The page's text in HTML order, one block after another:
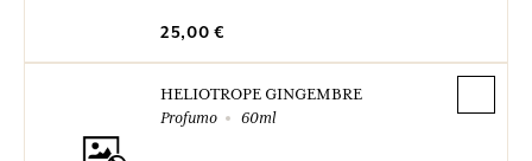
25,00 €
HELIOTROPE GINGEMBRE
Profumo
60ml